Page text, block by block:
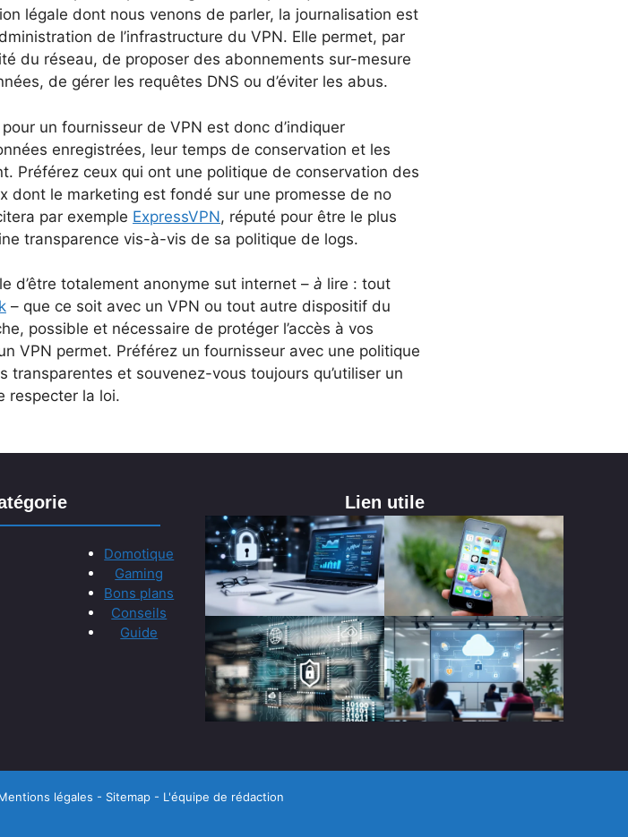
légale dont nous venons de parler, la journalisation est
de l’infrastructure du VPN. Elle permet, par
du réseau, de proposer des abonnements sur-mesure
de gérer les requêtes DNS ou d’éviter les abus.
un fournisseur de VPN est donc d’indiquer
enregistrées, leur temps de conservation et les
Préférez ceux qui ont une politique de conservation des
dont le marketing est fondé sur une promesse de no
par exemple ExpressVPN, réputé pour être le plus
transparence vis-à-vis de sa politique de logs.
d’être totalement anonyme sut internet – à lire : tout
– que ce soit avec un VPN ou tout autre dispositif du
possible et nécessaire de protéger l’accès à vos
VPN permet. Préférez un fournisseur avec une politique
transparentes et souvenez-vous toujours qu’utiliser un
respecter la loi.
Domotique
Gaming
Bons plans
Conseils
Guide
Lien utile
légales - Sitemap - L'équipe de rédaction